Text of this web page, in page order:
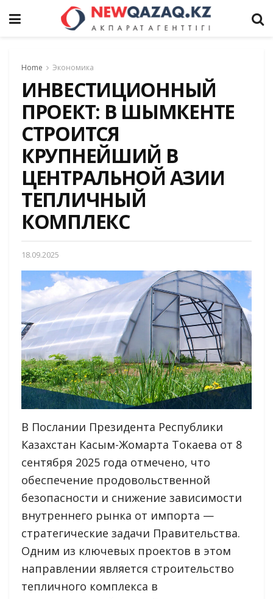
Home Экономика
ИНВЕСТИЦИОННЫЙ
ПРОЕКТ: В ШЫМКЕНТЕ
СТРОИТСЯ
КРУПНЕЙШИЙ В
ЦЕНТРАЛЬНОЙ АЗИИ
ТЕПЛИЧНЫЙ
КОМПЛЕКС
18.09.2025
В Послании Президента Республики
Казахстан Касым-Жомарта Токаева от 8
сентября 2025 года отмечено, что
обеспечение продовольственной
безопасности и снижение зависимости
внутреннего рынка от импорта —
стратегические задачи Правительства.
Одним из ключевых проектов в этом
направлении является строительство
тепличного комплекса в